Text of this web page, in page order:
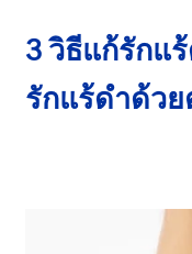
3 วิธีแก้รักแ
รักแร้ดำด้ว